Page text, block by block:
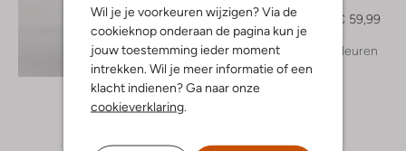
Wil je je voorkeuren wijzigen? Via de
cookieknop onderaan de pagina kun je
jouw toestemming ieder moment
intrekken. Wil je meer informatie of een
klacht indienen? Ga naar onze
cookieverklaring
Ontdek de look
€ 99,99
€ 59,99
+ meer kleuren